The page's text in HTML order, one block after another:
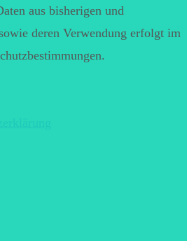
aus bisherigen und
deren Verwendung erfolgt im